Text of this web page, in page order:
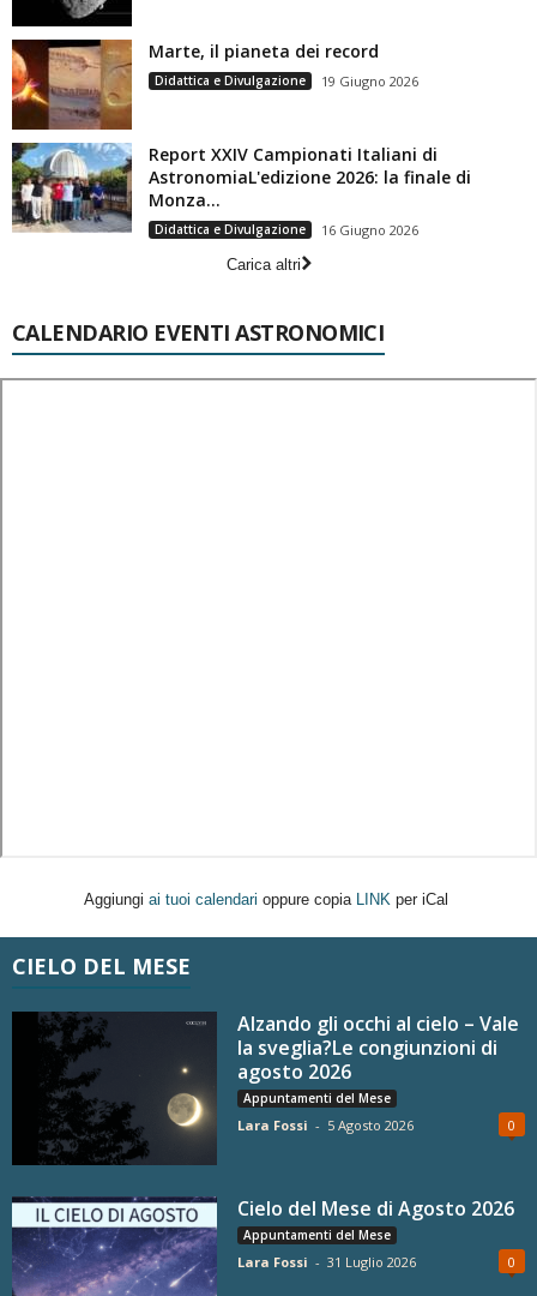
Marte, il pianeta dei record
Didattica e Divulgazione 19 Giugno 2026
Report XXIV Campionati Italiani di
AstronomiaL'edizione 2026: la finale di
Monza...
Didattica e Divulgazione
16 Giugno 2026
Carica altri
CALENDARIO EVENTI ASTRONOMICI
Aggiungi ai tuoi calendari oppure copia LINK per iCal
CIELO DEL MESE
Alzando gli occhi al cielo – Vale
la sveglia?Le congiunzioni di
agosto 2026
Appuntamenti del Mese
Lara Fossi - 5 Agosto 2026 0
Cielo del Mese di Agosto 2026
Appuntamenti del Mese
Lara Fossi - 31 Luglio 2026 0